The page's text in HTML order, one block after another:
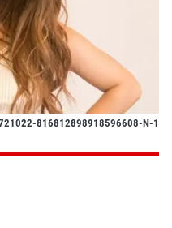
816812898918596608-N-1